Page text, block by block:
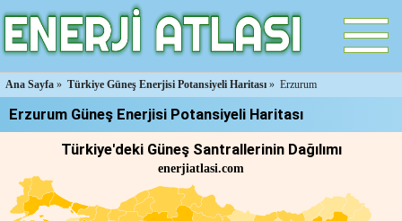
Ana Sayfa » Türkiye Güneş Enerjisi Potansiyeli Haritası » Erzurum
Erzurum Güneş Enerjisi Potansiyeli Haritası
Türkiye'deki Güneş Santrallerinin Dağılımı
enerjiatlasi.com